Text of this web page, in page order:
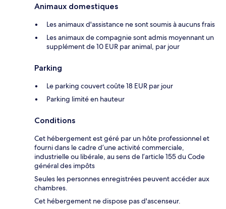
Animaux domestiques
Les animaux d'assistance ne sont soumis à aucuns frais
Les animaux de compagnie sont admis moyennant un
supplément de 10 EUR par animal, par jour
Parking
Le parking couvert coûte 18 EUR par jour
Parking limité en hauteur
Conditions
Cet hébergement est géré par un hôte professionnel et
fourni dans le cadre d’une activité commerciale,
industrielle ou libérale, au sens de l’article 155 du Code
général des impôts
Seules les personnes enregistrées peuvent accéder aux
chambres.
Cet hébergement ne dispose pas d'ascenseur.